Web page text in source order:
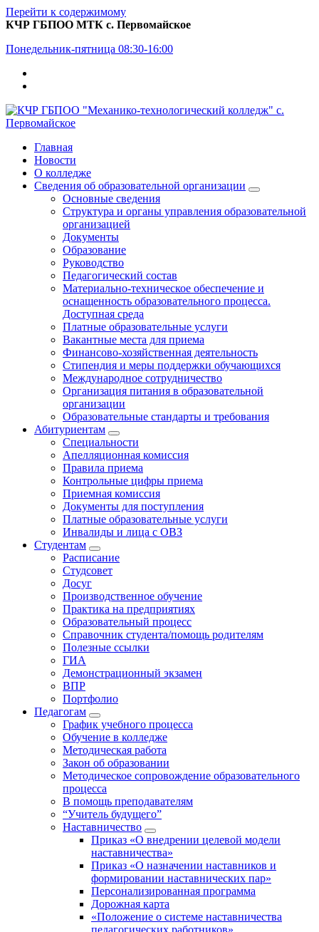
Перейти к содержимому
КЧР ГБПОО МТК с. Первомайское
Понедельник-пятница 08:30-16:00
Главная
Новости
О колледже
Сведения об образовательной организации
Основные сведения
Структура и органы управления образовательной
организацией
Документы
Образование
Руководство
Педагогический состав
Материально-техническое обеспечение и
оснащенность образовательного процесса.
Доступная среда
Платные образовательные услуги
Вакантные места для приема
Финансово-хозяйственная деятельность
Стипендия и меры поддержки обучающихся
Международное сотрудничество
Организация питания в образовательной
организации
Образовательные стандарты и требования
Абитуриентам
Специальности
Апелляционная комиссия
Правила приема
Контрольные цифры приема
Приемная комиссия
Документы для поступления
Платные образовательные услуги
Инвалиды и лица с ОВЗ
Студентам
Расписание
Студсовет
Досуг
Производственное обучение
Практика на предприятиях
Образовательный процесс
Справочник студента/помощь родителям
Полезные ссылки
ГИА
Демонстрационный экзамен
ВПР
Портфолио
Педагогам
График учебного процесса
Обучение в колледже
Методическая работа
Закон об образовании
Методическое сопровождение образовательного
процесса
В помощь преподавателям
“Учитель будущего”
Наставничество
Приказ «О внедрении целевой модели
наставничества»
Приказ «О назначении наставников и
формировании наставнических пар»
Персонализированная программа
Дорожная карта
«Положение о системе наставничества
педагогических работников»